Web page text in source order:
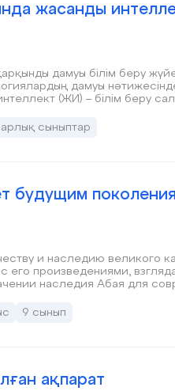
жасанды
дамуы білім беру
дамуы
(ЖИ) – білім беру
сыныптар
будущим
и наследию великого
его произведениями,
наследия Абая для
9 сынып
ақпарат